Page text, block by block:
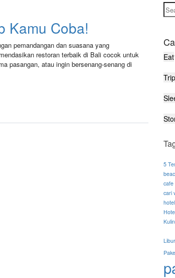
Kamu Coba!
pemandangan dan suasana yang
restoran terbaik di Bali cocok untuk
pasangan, atau ingin bersenang-senang di
Eat
Trip
5
cafe
cari